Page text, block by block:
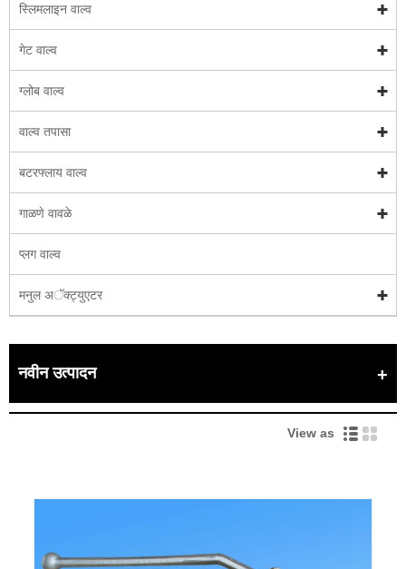
स्लिमलाइन वाल्व
गेट वाल्व
ग्लोब वाल्व
वाल्व तपासा
बटरफ्लाय वाल्व
गाळणे वावळे
प्लग वाल्व
मनुल अॅक्ट्युएटर
नवीन उत्पादन
View as